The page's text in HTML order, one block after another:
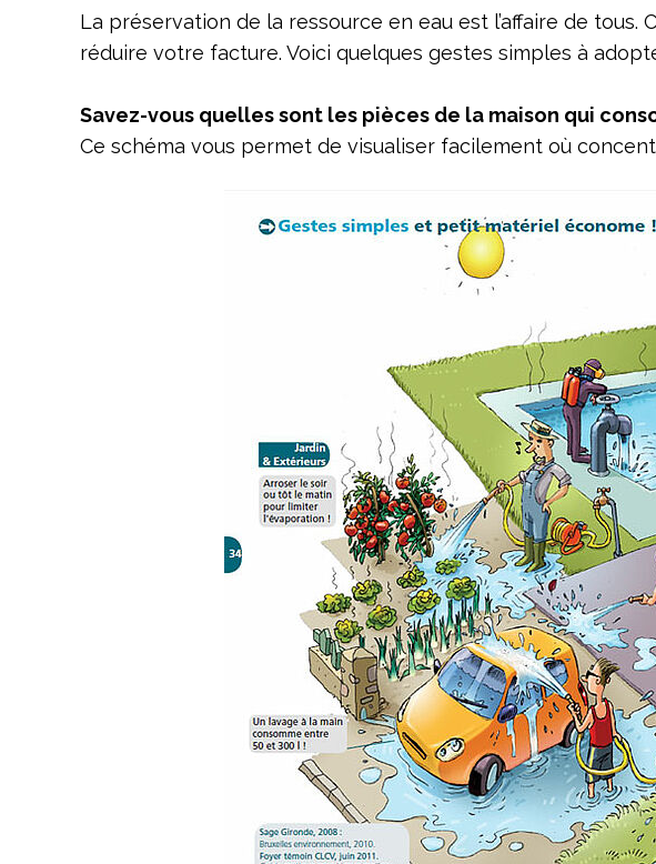
La préservation de la ressource en eau est l’affaire de
réduire votre facture. Voici quelques gestes simples à
Savez-vous quelles sont les pièces de la maison qui
Ce schéma vous permet de visualiser facilement où